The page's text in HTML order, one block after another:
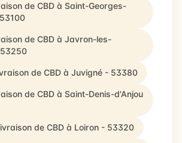
de CBD à Saint-Georges-
de CBD à Javron-les-
de CBD à Juvigné - 53380
de CBD à Saint-Denis-d'Anjou
de CBD à Loiron - 53320